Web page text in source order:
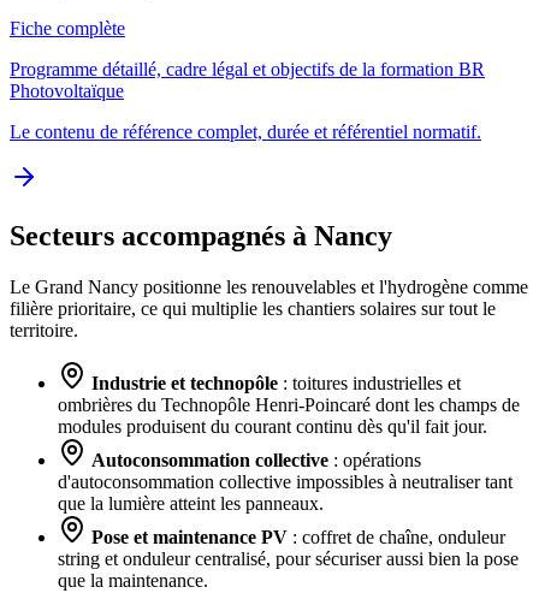
Fiche complète
Programme détaillé, cadre légal et objectifs de la formation BR
Photovoltaïque
Le contenu de référence complet, durée et référentiel normatif.
Secteurs accompagnés à Nancy
Le Grand Nancy positionne les renouvelables et l'hydrogène comme
filière prioritaire, ce qui multiplie les chantiers solaires sur tout le
territoire.
Industrie et technopôle : toitures industrielles et
ombrières du Technopôle Henri-Poincaré dont les champs de
modules produisent du courant continu dès qu'il fait jour.
Autoconsommation collective : opérations
d'autoconsommation collective impossibles à neutraliser tant
que la lumière atteint les panneaux.
Pose et maintenance PV : coffret de chaîne, onduleur
string et onduleur centralisé, pour sécuriser aussi bien la pose
que la maintenance.